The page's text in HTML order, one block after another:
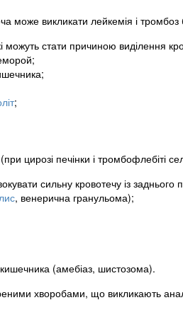
може викликати лейкемія і тромбоз
можуть стати причиною виділення
;
цирозі печінки і тромбофлебіті
сильну кровотечу із заднього
, венерична гранульома);
(амебіаз, шистозома).
хворобами, що викликають